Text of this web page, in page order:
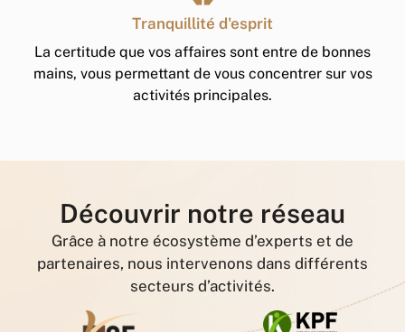
Tranquillité d'esprit
La certitude que vos affaires sont entre de bonnes
mains, vous permettant de vous concentrer sur vos
activités principales.
Découvrir notre réseau
Grâce à notre écosystème d’experts et de
partenaires, nous intervenons dans différents
secteurs d’activités.